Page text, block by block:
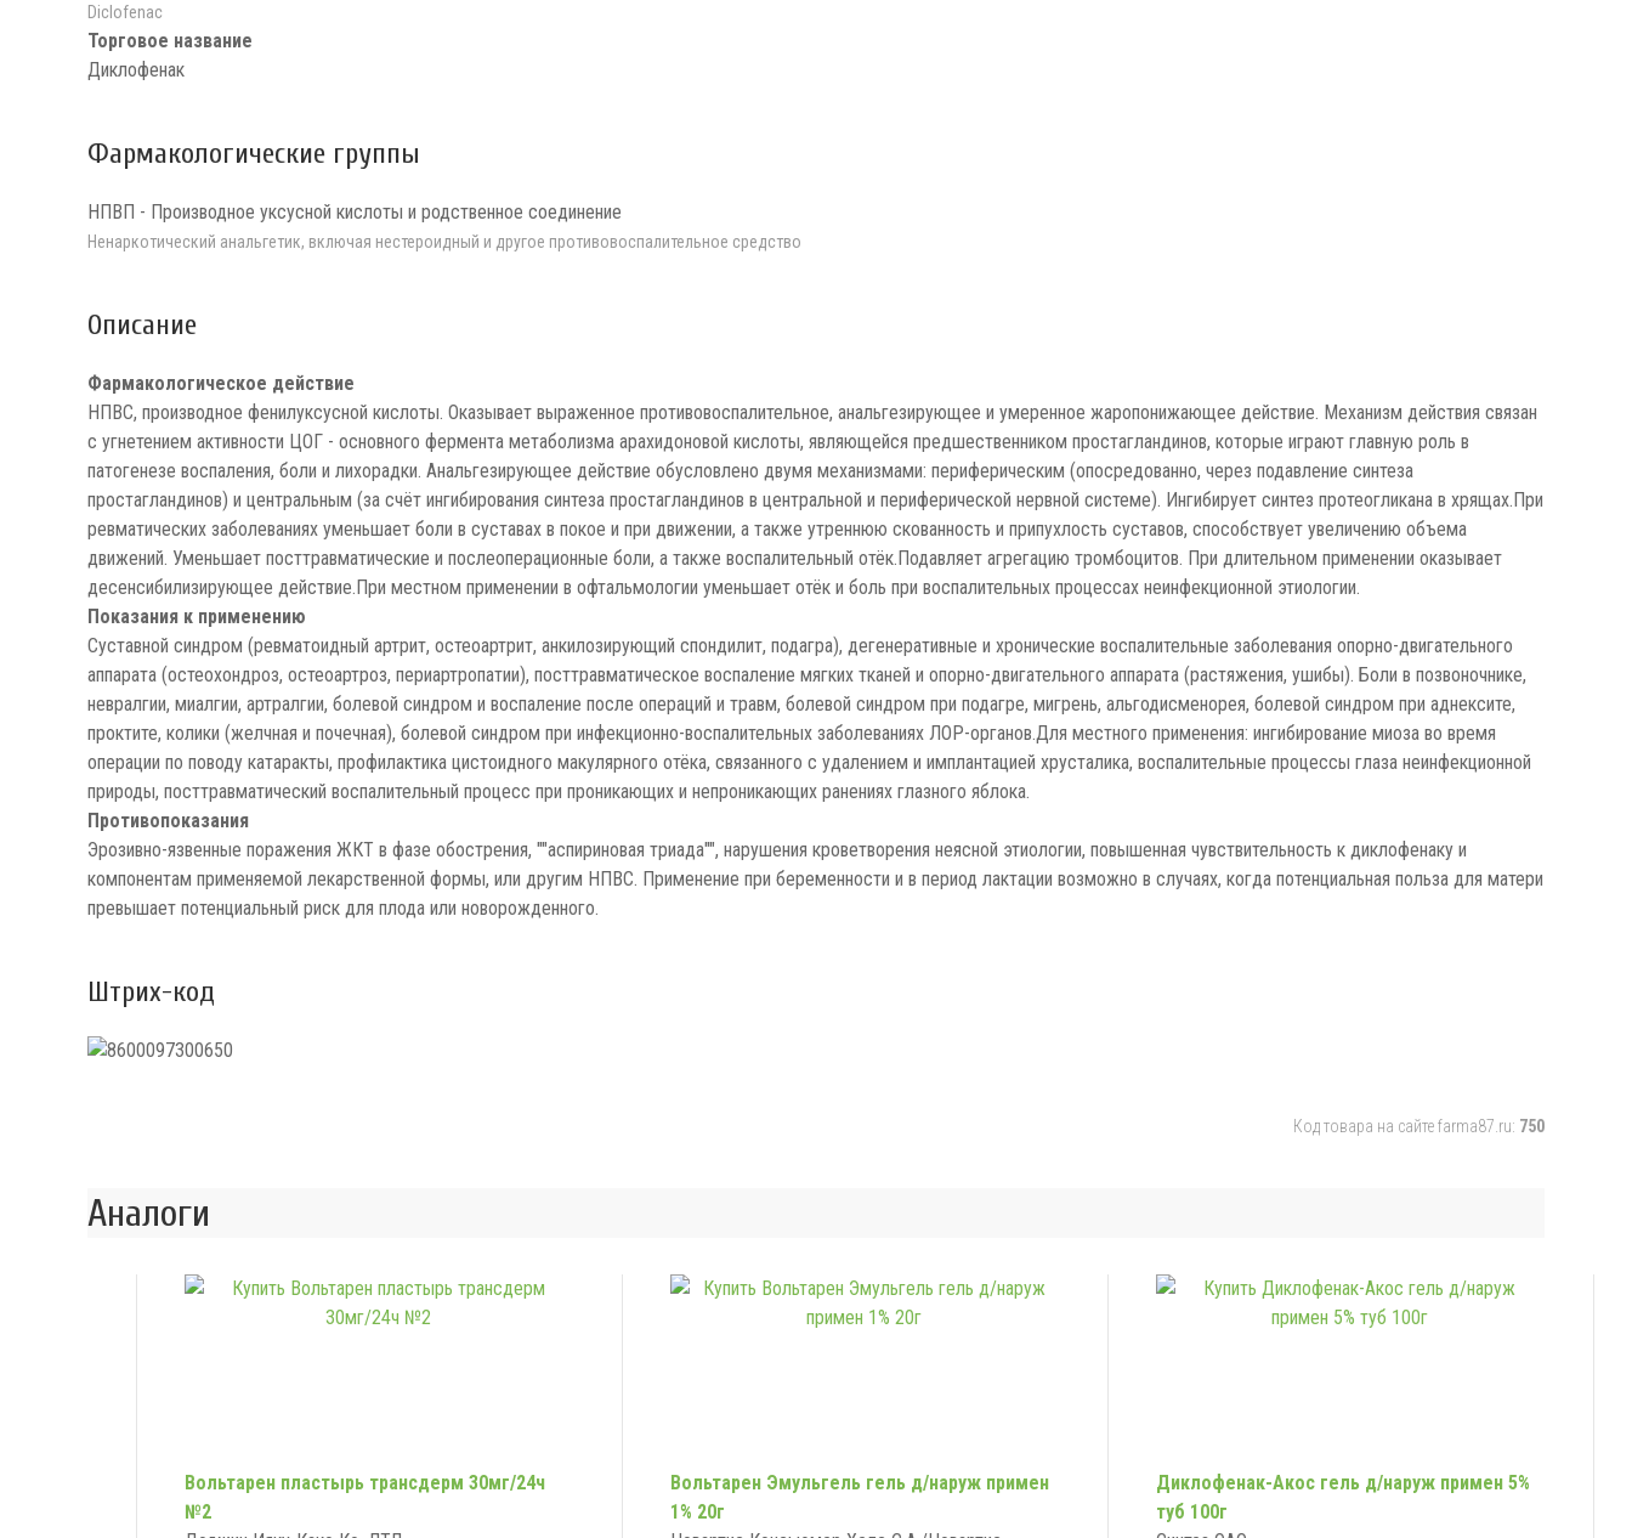
Diclofenac
Торговое название
Диклофенак
Фармакологические группы
НПВП - Производное уксусной кислоты и родственное соединение
Ненаркотический анальгетик, включая нестероидный и другое противовоспалительное средство
Описание
Фармакологическое действие
НПВС, производное фенилуксусной кислоты. Оказывает выраженное противовоспалительное, анальгезирующее и умеренное жаропонижающее действие. Механизм действия связан
с угнетением активности ЦОГ - основного фермента метаболизма арахидоновой кислоты, являющейся предшественником простагландинов, которые играют главную роль в
патогенезе воспаления, боли и лихорадки. Анальгезирующее действие обусловлено двумя механизмами: периферическим (опосредованно, через подавление синтеза
простагландинов) и центральным (за счёт ингибирования синтеза простагландинов в центральной и периферической нервной системе). Ингибирует синтез протеогликана в хрящах.При
ревматических заболеваниях уменьшает боли в суставах в покое и при движении, а также утреннюю скованность и припухлость суставов, способствует увеличению объема
движений. Уменьшает посттравматические и послеоперационные боли, а также воспалительный отёк.Подавляет агрегацию тромбоцитов. При длительном применении оказывает
десенсибилизирующее действие.При местном применении в офтальмологии уменьшает отёк и боль при воспалительных процессах неинфекционной этиологии.
Показания к применению
Суставной синдром (ревматоидный артрит, остеоартрит, анкилозирующий спондилит, подагра), дегенеративные и хронические воспалительные заболевания опорно-двигательного
аппарата (остеохондроз, остеоартроз, периартропатии), посттравматическое воспаление мягких тканей и опорно-двигательного аппарата (растяжения, ушибы). Боли в позвоночнике,
невралгии, миалгии, артралгии, болевой синдром и воспаление после операций и травм, болевой синдром при подагре, мигрень, альгодисменорея, болевой синдром при аднексите,
проктите, колики (желчная и почечная), болевой синдром при инфекционно-воспалительных заболеваниях ЛОР-органов.Для местного применения: ингибирование миоза во время
операции по поводу катаракты, профилактика цистоидного макулярного отёка, связанного с удалением и имплантацией хрусталика, воспалительные процессы глаза неинфекционной
природы, посттравматический воспалительный процесс при проникающих и непроникающих ранениях глазного яблока.
Противопоказания
Эрозивно-язвенные поражения ЖКТ в фазе обострения, ""аспириновая триада"", нарушения кроветворения неясной этиологии, повышенная чувствительность к диклофенаку и
компонентам применяемой лекарственной формы, или другим НПВС. Применение при беременности и в период лактации возможно в случаях, когда потенциальная польза для матери
превышает потенциальный риск для плода или новорожденного.
Штрих-код
Код товара на сайте farma87.ru: 750
Аналоги
Вольтарен пластырь трансдерм 30мг/24ч
№2
Вольтарен Эмульгель гель д/наруж примен
1% 20г
Диклофенак-Акос гель д/наруж примен 5%
туб 100г